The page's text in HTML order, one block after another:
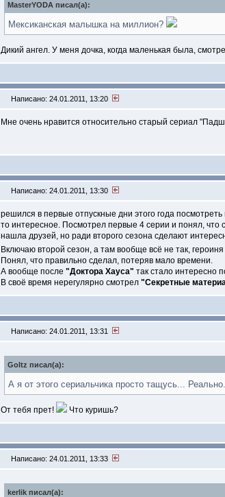
MasterYODA писал(a):
Мексиканская малышка на миллион?
Дикий ангел. У меня дочка, когда маленькая была,
Написано: 24.01.2011, 13:20
Мне очень нравится относительно старый сериал
Написано: 24.01.2011, 13:30
решился в первые отпускные дни этого года
то интересное. Посмотрел первые 4 серии и понял, что
нашла друзей, но ради второго сезона сделают
Включаю второй сезон, а там вообще всё не так,
Понял, что правильно сделал, потеряв мало времени.
А вообще после "Доктора Хауса" так стало интересно
В своё время нерегулярно смотрел "Секретные
Написано: 24.01.2011, 13:31
Goltz писал(a):
А я от этого сериальчика просто тащусь... Реально.
От тебя прет! Что куришь?
Написано: 24.01.2011, 13:33
kerlik писал(a):